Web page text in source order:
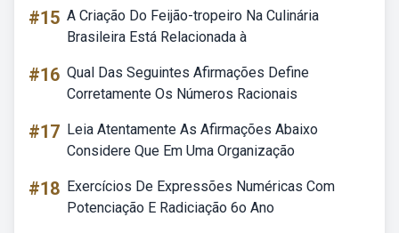
#15 A Criação Do Feijão-tropeiro Na Culinária
Brasileira Está Relacionada à
#16 Qual Das Seguintes Afirmações Define
Corretamente Os Números Racionais
#17 Leia Atentamente As Afirmações Abaixo
Considere Que Em Uma Organização
#18 Exercícios De Expressões Numéricas Com
Potenciação E Radiciação 6o Ano